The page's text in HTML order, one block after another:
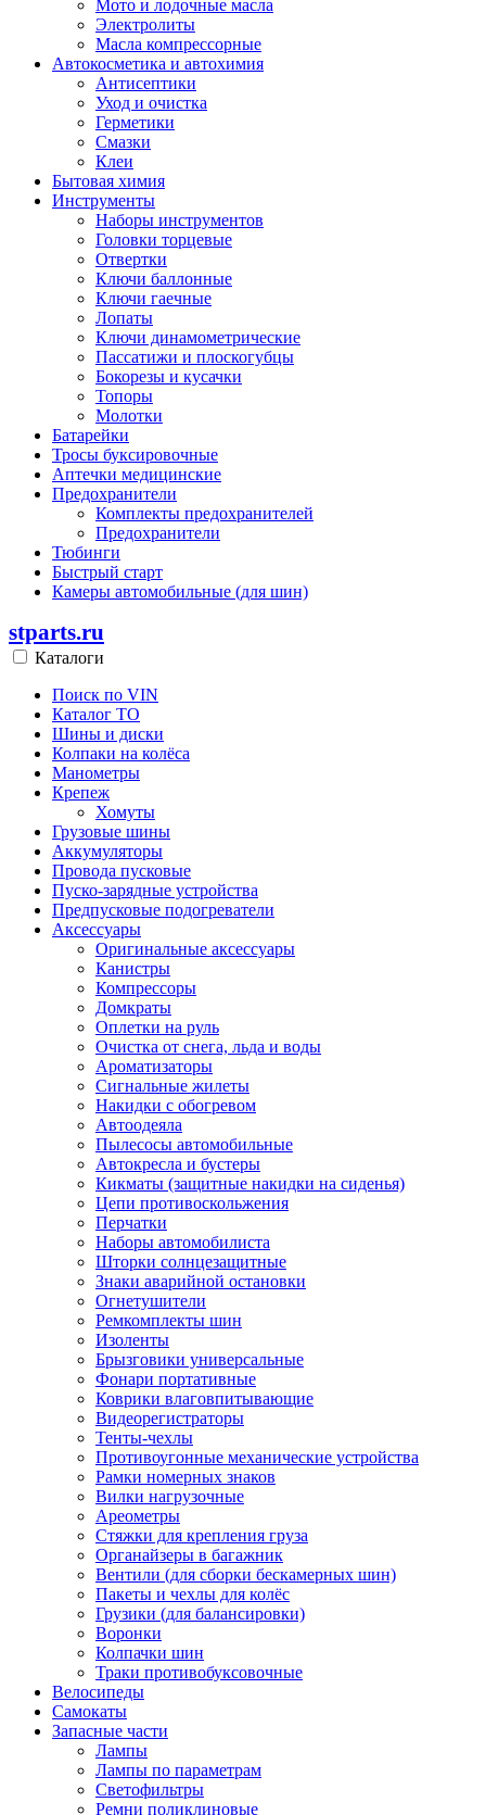
Мото и лодочные масла
Электролиты
Масла компрессорные
Автокосметика и автохимия
Антисептики
Уход и очистка
Герметики
Смазки
Клеи
Бытовая химия
Инструменты
Наборы инструментов
Головки торцевые
Отвертки
Ключи баллонные
Ключи гаечные
Лопаты
Ключи динамометрические
Пассатижи и плоскогубцы
Бокорезы и кусачки
Топоры
Молотки
Батарейки
Тросы буксировочные
Аптечки медицинские
Предохранители
Комплекты предохранителей
Предохранители
Тюбинги
Быстрый старт
Камеры автомобильные (для шин)
stparts.ru
Каталоги
Поиск по VIN
Каталог ТО
Шины и диски
Колпаки на колёса
Манометры
Крепеж
Хомуты
Грузовые шины
Аккумуляторы
Провода пусковые
Пуско-зарядные устройства
Предпусковые подогреватели
Аксессуары
Оригинальные аксессуары
Канистры
Компрессоры
Домкраты
Оплетки на руль
Очистка от снега, льда и воды
Ароматизаторы
Сигнальные жилеты
Накидки с обогревом
Автоодеяла
Пылесосы автомобильные
Автокресла и бустеры
Кикматы (защитные накидки на сиденья)
Цепи противоскольжения
Перчатки
Наборы автомобилиста
Шторки солнцезащитные
Знаки аварийной остановки
Огнетушители
Ремкомплекты шин
Изоленты
Брызговики универсальные
Фонари портативные
Коврики влаговпитывающие
Видеорегистраторы
Тенты-чехлы
Противоугонные механические устройства
Рамки номерных знаков
Вилки нагрузочные
Ареометры
Стяжки для крепления груза
Органайзеры в багажник
Вентили (для сборки бескамерных шин)
Пакеты и чехлы для колёс
Грузики (для балансировки)
Воронки
Колпачки шин
Траки противобуксовочные
Велосипеды
Самокаты
Запасные части
Лампы
Лампы по параметрам
Светофильтры
Ремни поликлиновые